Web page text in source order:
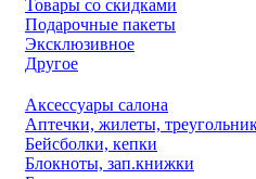
Товары со скидками
Подарочные пакеты
Эксклюзивное
Другое
Аксессуары салона
Аптечки, жилеты,
Бейсболки, кепки
Блокноты, зап.книжки